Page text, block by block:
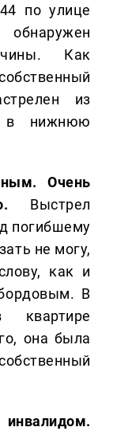
по улице
Как
из
в нижнюю
Очень
Выстрел
погибшему
не могу,
как и
В
квартире
она была